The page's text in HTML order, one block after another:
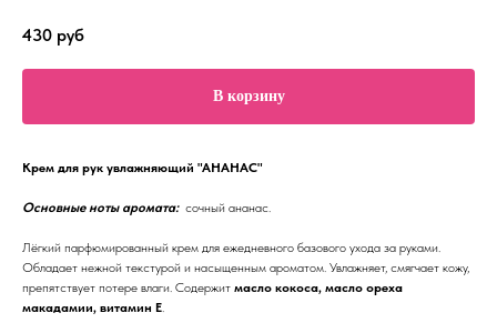
430 руб
В корзину
Крем для рук увлажняющий "АНАНАС"
Основные ноты аромата: сочный ананас.
Лёгкий парфюмированный крем для ежедневного базового ухода за руками.
Обладает нежной текстурой и насыщенным ароматом. Увлажняет, смягчает кожу,
препятствует потере влаги. Содержит масло кокоса, масло ореха
макадамии, витамин Е.